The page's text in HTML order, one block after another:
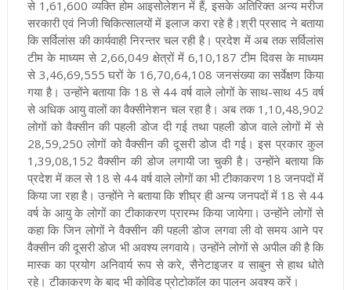
से 1,61,600 व्यक्ति होम आइसोलेशन में हैं, इसके अतिरिक्त अन्य मरीज
सरकारी एवं निजी चिकित्सालयों में इलाज करा रहे है।श्री प्रसाद ने बताया
कि सर्विलांस की कार्यवाही निरन्तर चल रही है। प्रदेश में अब तक सर्विलांस
टीम के माध्यम से 2,66,049 क्षेत्रों में 6,10,187 टीम दिवस के माध्यम
से 3,46,69,555 घरों के 16,70,64,108 जनसंख्या का सर्वेक्षण किया
गया है। उन्होंने बताया कि 18 से 44 वर्ष वाले लोगों के साथ-साथ 45 वर्ष
से अधिक आयु वालों का वैक्सीनेशन चल रहा है। अब तक 1,10,48,902
लोगों को वैक्सीन की पहली डोज दी गई तथा पहली डोज वाले लोगों में से
28,59,250 लोगों को वैक्सीन की दूसरी डोज दी गई। इस प्रकार कुल
1,39,08,152 वैक्सीन की डोज लगायी जा चुकी है। उन्होंने बताया कि
प्रदेश में कल से 18 से 44 वर्ष वाले लोगों का भी टीकाकरण 18 जनपदों में
किया जा रहा है। उन्होंने ने बताया कि शीघ्र ही अन्य जनपदों में 18 से 44
वर्ष के आयु के लोगों का टीकाकरण प्रारम्भ किया जायेगा। उन्होंने लोगों से
कहा कि जिन लोगों ने वैक्सीन की पहली डोज लगवा ली वो समय आने पर
वैक्सीन की दूसरी डोज भी अवश्य लगवाये। उन्होंने लोगों से अपील की है कि
मास्क का प्रयोग अनिवार्य रूप से करे, सैनेटाइजर व साबुन से हाथ धोते
रहे। टीकाकरण के बाद भी कोविड प्रोटोकाॅल का पालन अवश्य करें।